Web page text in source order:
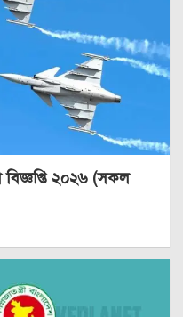
বিজ্ঞপ্তি ২০২৬ (সকল